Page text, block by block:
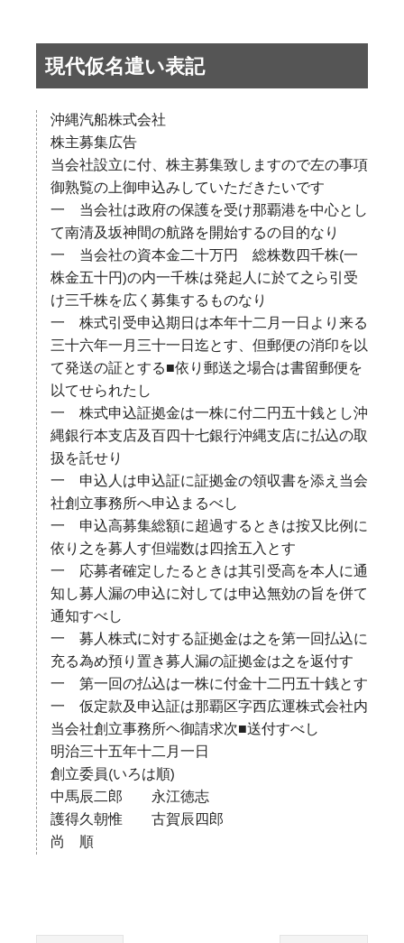
現代仮名遣い表記
沖縄汽船株式会社
株主募集広告
当会社設立に付、株主募集致しますので左の事項
御熟覧の上御申込みしていただきたいです
一 当会社は政府の保護を受け那覇港を中心とし
て南清及坂神間の航路を開始するの目的なり
一 当会社の資本金二十万円 総株数四千株(一
株金五十円)の内一千株は発起人に於て之ら引受
け三千株を広く募集するものなり
一 株式引受申込期日は本年十二月一日より来る
三十六年一月三十一日迄とす、但郵便の消印を以
て発送の証とする■依り郵送之場合は書留郵便を
以てせられたし
一 株式申込証拠金は一株に付二円五十銭とし沖
縄銀行本支店及百四十七銀行沖縄支店に払込の取
扱を託せり
一 申込人は申込証に証拠金の領収書を添え当会
社創立事務所へ申込まるべし
一 申込高募集総額に超過するときは按又比例に
依り之を募人す但端数は四捨五入とす
一 応募者確定したるときは其引受高を本人に通
知し募人漏の申込に対しては申込無効の旨を併て
通知すべし
一 募人株式に対する証拠金は之を第一回払込に
充る為め預り置き募人漏の証拠金は之を返付す
一 第一回の払込は一株に付金十二円五十銭とす
一 仮定款及申込証は那覇区字西広運株式会社内
当会社創立事務所ヘ御請求次■送付すべし
明治三十五年十二月一日
創立委員(いろは順)
中馬辰二郎 永江徳志
護得久朝惟 古賀辰四郎
尚 順